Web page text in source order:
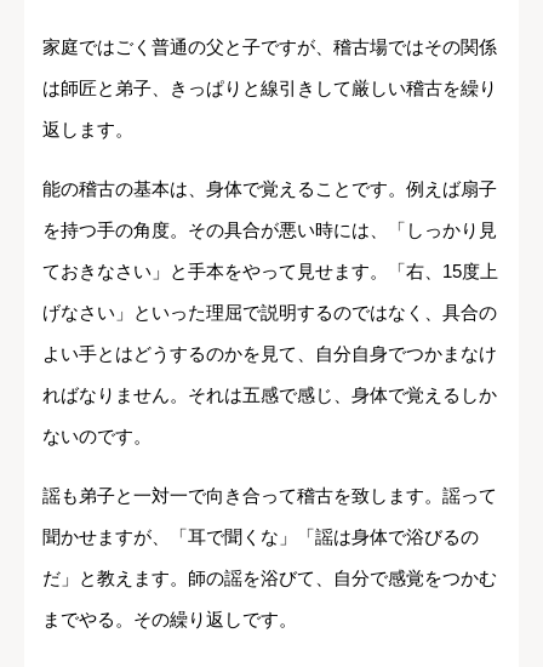
家庭ではごく普通の父と子ですが、稽古場ではその関係
は師匠と弟子、きっぱりと線引きして厳しい稽古を繰り
返します。
能の稽古の基本は、身体で覚えることです。例えば扇子
を持つ手の角度。その具合が悪い時には、「しっかり見
ておきなさい」と手本をやって見せます。「右、15度上
げなさい」といった理屈で説明するのではなく、具合の
よい手とはどうするのかを見て、自分自身でつかまなけ
ればなりません。それは五感で感じ、身体で覚えるしか
ないのです。
謡も弟子と一対一で向き合って稽古を致します。謡って
聞かせますが、「耳で聞くな」「謡は身体で浴びるの
だ」と教えます。師の謡を浴びて、自分で感覚をつかむ
までやる。その繰り返しです。